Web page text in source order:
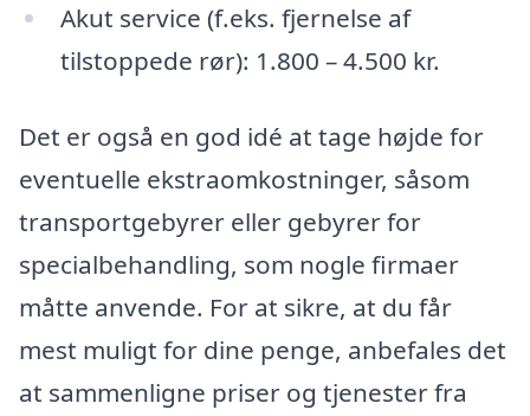
Akut service (f.eks. fjernelse af
tilstoppede rør): 1.800 – 4.500 kr.
Det er også en god idé at tage højde for
eventuelle ekstraomkostninger, såsom
transportgebyrer eller gebyrer for
specialbehandling, som nogle firmaer
måtte anvende. For at sikre, at du får
mest muligt for dine penge, anbefales det
at sammenligne priser og tjenester fra